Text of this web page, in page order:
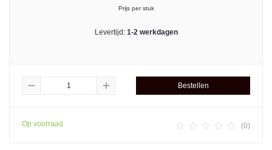
Prijs per stuk
Levertijd: 1-2 werkdagen
remove add Bestellen
Op voorraad (0)